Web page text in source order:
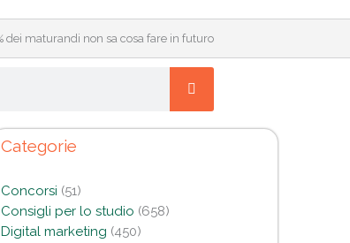
dei maturandi non sa cosa fare in futuro
Categorie
Concorsi (51)
Consigli per lo studio (658)
Digital marketing (450)